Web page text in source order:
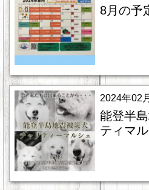
8月の予
2024年02
能登半
ティマ